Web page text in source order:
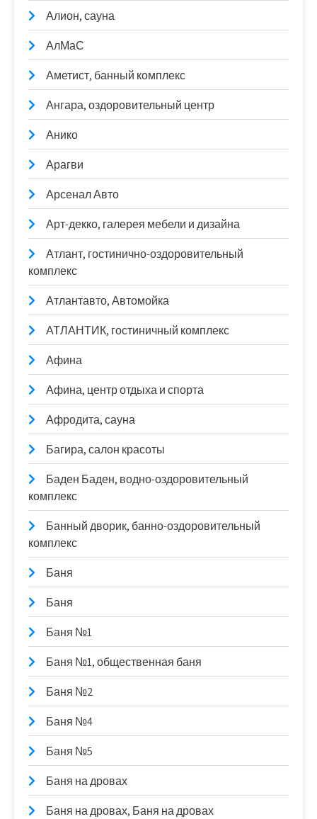
Алион, сауна
АлМаС
Аметист, банный комплекс
Ангара, оздоровительный центр
Анико
Арагви
Арсенал Авто
Арт-декко, галерея мебели и дизайна
Атлант, гостинично-оздоровительный
комплекс
Атлантавто, Автомойка
АТЛАНТИК, гостиничный комплекс
Афина
Афина, центр отдыха и спорта
Афродита, сауна
Багира, салон красоты
Баден Баден, водно-оздоровительный
комплекс
Банный дворик, банно-оздоровительный
комплекс
Баня
Баня
Баня №1
Баня №1, общественная баня
Баня №2
Баня №4
Баня №5
Баня на дровах
Баня на дровах, Баня на дровах